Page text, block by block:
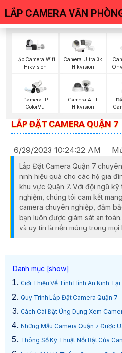
LẮP CAMERA VĂN
Lắp Camera Wifi
Hikvision
Camera Ultra 3k
Hikvision
Camera IP
ColorVu
Camera AI IP
Hikvision
LẮP ĐẶT CAMERA QUẬN 7
6/29/2023 10:24:22 AM
Lắp Đặt Camera Quận 7
ninh hiệu quả cho các hộ gia
khu vực Quận 7. Với đội ngũ kỹ
nghiệm, chúng tôi cam kết
camera chuyên nghiệp, đảm
bạn luôn được giám sát an
và uy tín là nền móng trong
Giới Thiệu Về Tình Hình An Ninh Tại
Quy Trình Lắp Đặt Camera Quận 7
Cách Cài Đặt Ứng Dụng Xem
Những Mẫu Camera Quận 7 Được
Thông Số Kỹ Thuật Nổi Bật Của